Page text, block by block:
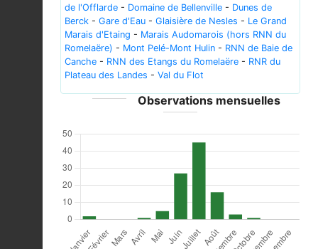
de l'Offlarde - Domaine de Bellenville - Dunes de
Berck - Gare d'Eau - Glaisière de Nesles - Le Grand
Marais d'Etaing - Marais Audomarois (hors RNN du
Romelaëre) - Mont Pelé-Mont Hulin - RNN de Baie de
Canche - RNN des Etangs du Romelaëre - RNR du
Plateau des Landes - Val du Flot
Observations mensuelles